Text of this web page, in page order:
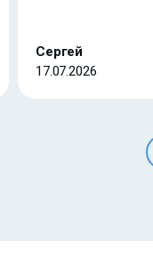
Сергей
17.07.2026